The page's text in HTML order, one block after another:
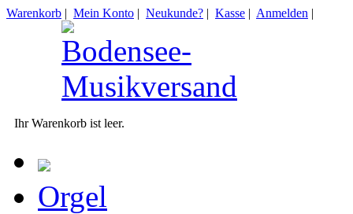
Warenkorb | Mein Konto | Neukunde? | Kasse | Anmelden |
Ihr Warenkorb ist leer.
Orgel